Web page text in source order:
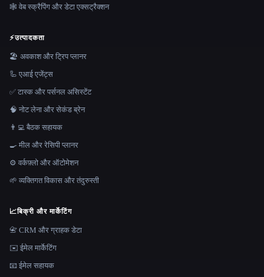
🕸️ वेब स्क्रैपिंग और डेटा एक्सट्रैक्शन
⚡उत्पादकता
🏖 अवकाश और ट्रिप प्लानर
🦾 एआई एजेंट्स
✅ टास्क और पर्सनल असिस्टेंट
🧠 नोट लेना और सेकंड ब्रेन
👨‍💻 बैठक सहायक
🍳 मील और रेसिपी प्लानर
⚙️ वर्कफ़्लो और ऑटोमेशन
🌱 व्यक्तिगत विकास और तंदुरुस्ती
📈बिक्री और मार्केटिंग
📇 CRM और ग्राहक डेटा
✉️ ईमेल मार्केटिंग
📧 ईमेल सहायक